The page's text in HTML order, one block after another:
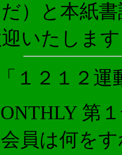
）と本紙
いたしま
「１２１２
第
会員は何を